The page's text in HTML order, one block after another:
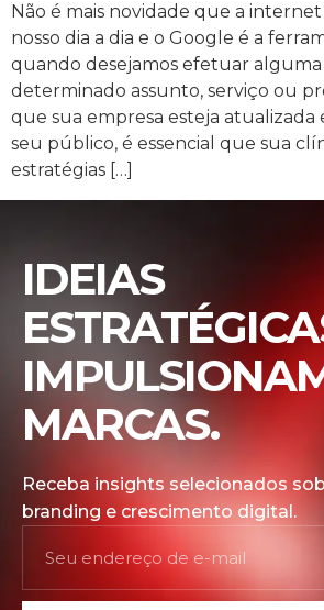
Não é mais novidade que a
nosso dia a dia e o Google é a
quando desejamos efetuar alguma
determinado assunto, serviço ou
que sua empresa esteja atualizada
seu público, é essencial que sua
estratégias […]
IDEIAS
MARCAS.
Receba insights selecionados
branding e crescimento digital.